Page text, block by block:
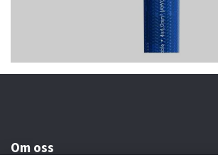
Om oss